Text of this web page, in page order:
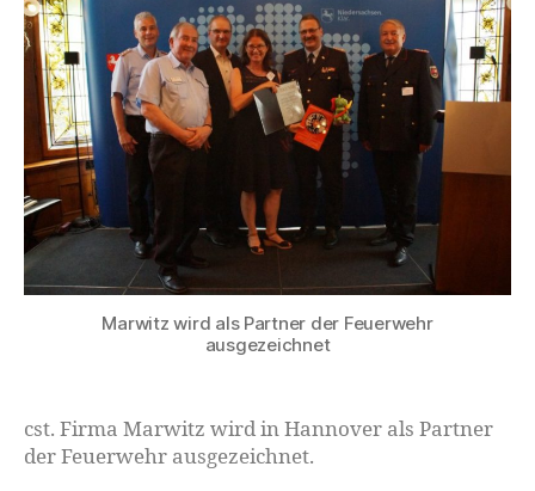
Marwitz wird als Partner der Feuerwehr
ausgezeichnet
cst. Firma Marwitz wird in Hannover als Partner
der Feuerwehr ausgezeichnet.